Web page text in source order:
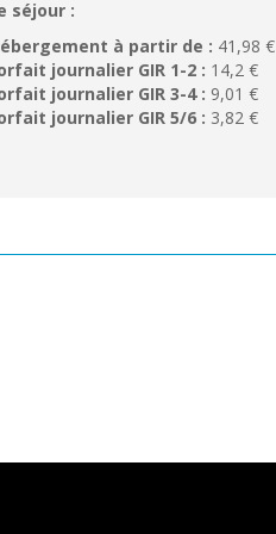
séjour :
à partir de : 41,98 €
journalier GIR 1-2 : 14,2 €
journalier GIR 3-4 : 9,01 €
journalier GIR 5/6 : 3,82 €